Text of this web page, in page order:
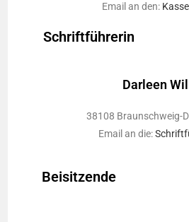
Email an den:
Schriftführerin
Darleen
38108 Braunschweig-
Email an die:
Beisitzende